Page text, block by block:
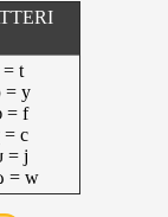
= t
= y
= f
= c
= j
= w